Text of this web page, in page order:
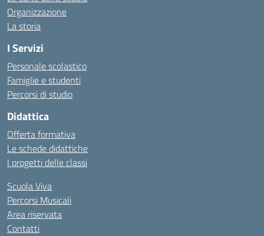
Organizzazione
La storia
I Servizi
Personale scolastico
Famiglie e studenti
Percorsi di studio
Didattica
Offerta formativa
Le schede didattiche
I progetti delle classi
Scuola Viva
Percorsi Musicali
Area riservata
Contatti